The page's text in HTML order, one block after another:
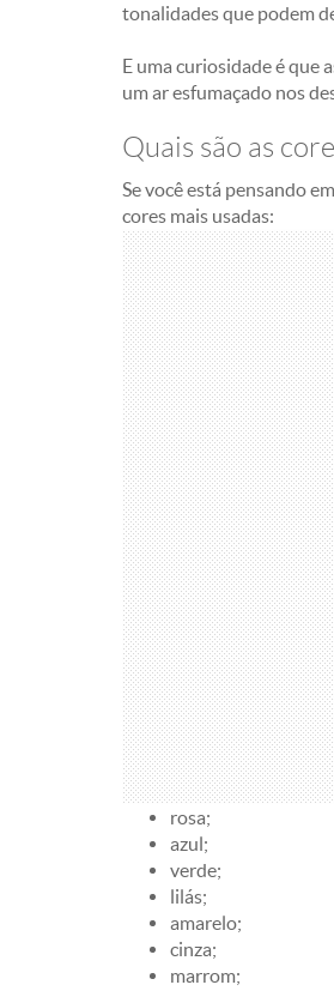
tonalidades que podem
E uma curiosidade é que
um ar esfumaçado nos
Quais são as
Se você está pensando
cores mais usadas:
rosa;
azul;
verde;
lilás;
amarelo;
cinza;
marrom;